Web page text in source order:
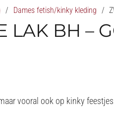
/ Dames fetish/kinky kleding /
LAK BH –
vooral ook op kinky